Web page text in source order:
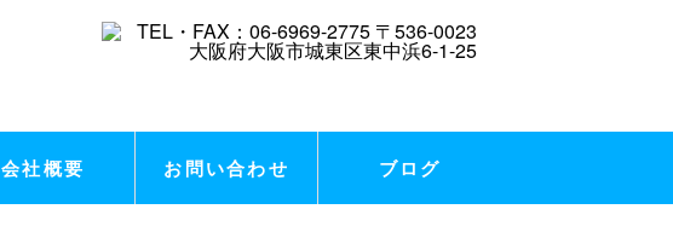
会社概要 お問い合わせ ブログ